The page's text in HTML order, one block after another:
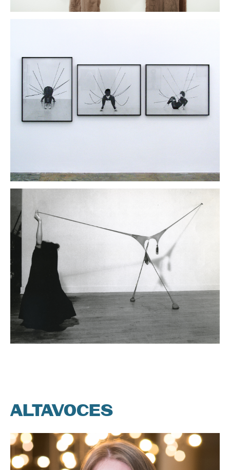
ALTAVOCES